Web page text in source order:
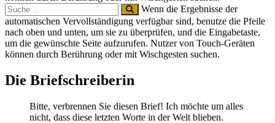
Search
for:
Wenn die Ergebnisse der
automatischen Vervollständigung verfügbar sind, benutze die Pfeile
nach oben und unten, um sie zu überprüfen, und die Eingabetaste,
um die gewünschte Seite aufzurufen. Nutzer von Touch-Geräten
können durch Berührung oder mit Wischgesten suchen.
Site
Overlay
Die Briefschreiberin
Bitte, verbrennen Sie diesen Brief! Ich möchte um alles
nicht, dass diese letzten Worte in der Welt blieben.